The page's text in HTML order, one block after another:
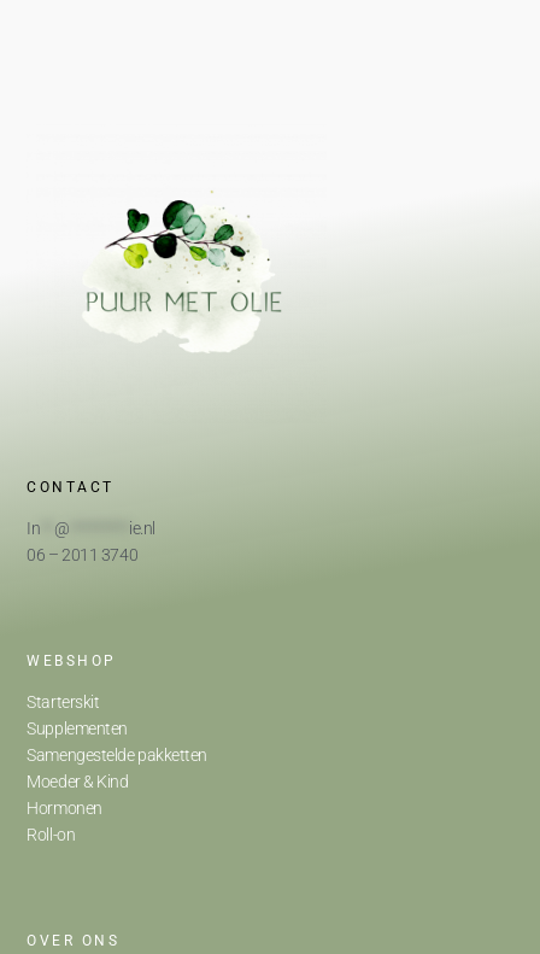
CONTACT
In @
ie.nl
06 – 2011 3740
WEBSHOP
Starterskit
Supplementen
Samengestelde pakketten
Moeder & Kind
Hormonen
Roll-on
OVER ONS